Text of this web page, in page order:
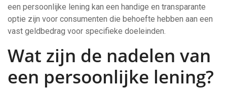
een persoonlijke lening kan een handige en transparante
optie zijn voor consumenten die behoefte hebben aan een
vast geldbedrag voor specifieke doeleinden.
Wat zijn de nadelen van
een persoonlijke lening?